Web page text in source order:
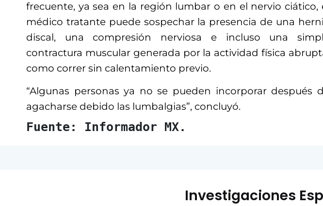
frecuente, ya sea en la región lumbar o en el nervio ciático,
médico tratante puede sospechar la presencia de una
discal, una compresión nerviosa e incluso una
contractura muscular generada por la actividad física
como correr sin calentamiento previo.
“Algunas personas ya no se pueden incorporar después
agacharse debido las lumbalgias”, concluyó.
Fuente: Informador MX.
Investigaciones